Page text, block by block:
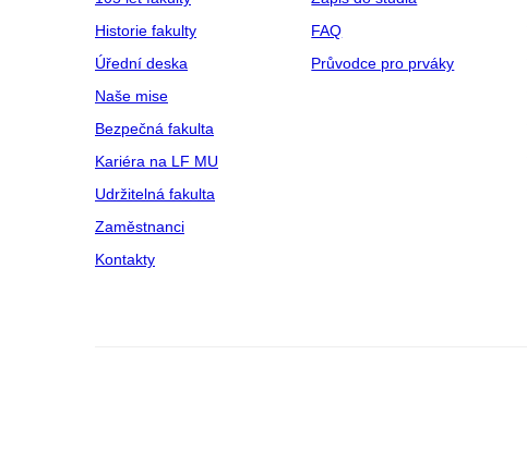
Historie fakulty
Úřední deska
Naše mise
Bezpečná fakulta
Kariéra na LF MU
Udržitelná fakulta
Zaměstnanci
Kontakty
FAQ
Průvodce pro prváky